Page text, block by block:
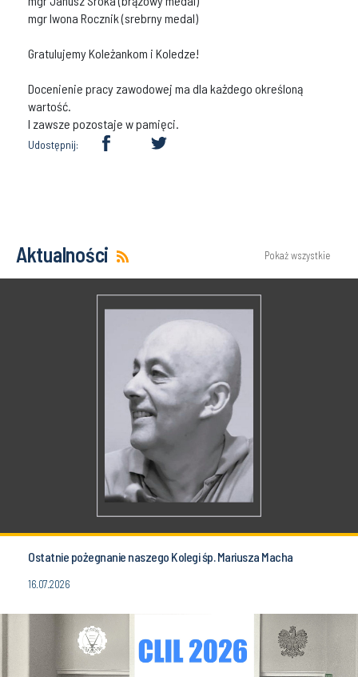
mgr Iwona Rocznik (srebrny medal)
Gratulujemy Koleżankom i Koledze!
Docenienie pracy zawodowej ma dla każdego określoną
wartość.
I zawsze pozostaje w pamięci.
Udostępnij:
Aktualności Pokaż wszystkie
Ostatnie pożegnanie naszego Kolegi śp. Mariusza Macha
16.07.2026